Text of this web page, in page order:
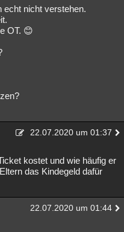
echt nicht verstehen.
OT. 😊
22.07.2020 um 01:37
kostet und wie häufig er
das Kindegeld dafür
22.07.2020 um 01:44